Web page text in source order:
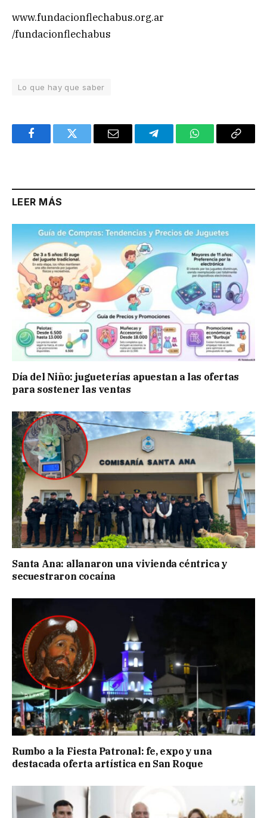
www.fundacionflechabus.org.ar
/fundacionflechabus
Lo que hay que saber
FacebookTwitter Email TelegramWhatsAppCopy
LEER MÁS
Día del Niño: jugueterías apuestan a las ofertas
para sostener las ventas
Santa Ana: allanaron una vivienda céntrica y
secuestraron cocaína
Rumbo a la Fiesta Patronal: fe, expo y una
destacada oferta artística en San Roque